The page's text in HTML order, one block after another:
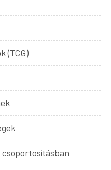
(TCG)